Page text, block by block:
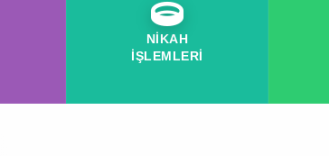
NİKAH
İŞLEMLERİ